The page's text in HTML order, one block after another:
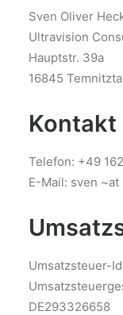
KONTAKT
Sven Oliver
Ultravision
Hauptstr. 39a
16845
Kontakt
Telefon: +49
E-Mail: sven
Umsatzsteuer-
DE293326658